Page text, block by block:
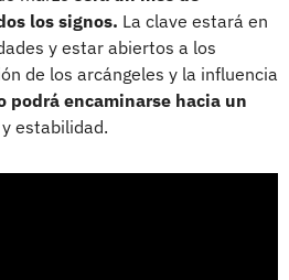
los signos. La clave estará en
y estar abiertos a los
de los arcángeles y la influencia
podrá encaminarse hacia un
y estabilidad.